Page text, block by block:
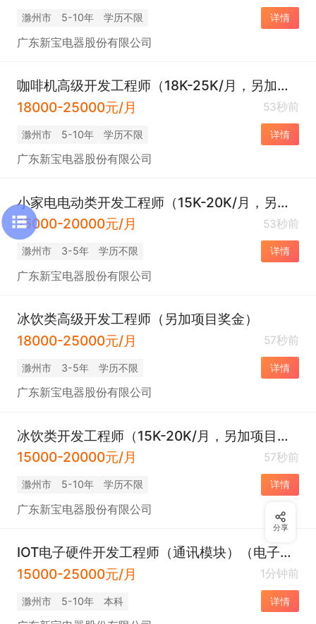
滁州市 5-10年 学历不限 详情
广东新宝电器股份有限公司
咖啡机高级开发工程师（18K-25K/月，另加项目奖金）
18000-25000元/月
53秒前
滁州市 5-10年 学历不限 详情
广东新宝电器股份有限公司
小家电电动类开发工程师（15K-20K/月，另加项目奖金）
15000-20000元/月
53秒前
滁州市 3-5年 学历不限 详情
广东新宝电器股份有限公司
冰饮类高级开发工程师（另加项目奖金）
18000-25000元/月
57秒前
滁州市 3-5年 学历不限 详情
广东新宝电器股份有限公司
冰饮类开发工程师（15K-20K/月，另加项目奖金）
15000-20000元/月
57秒前
滁州市 5-10年 学历不限 详情
广东新宝电器股份有限公司
IOT电子硬件开发工程师（通讯模块）（电子开发工程师）（15K-25K/月，另加项目奖金）
15000-25000元/月
1分钟前
滁州市 5-10年 本科 详情
分享